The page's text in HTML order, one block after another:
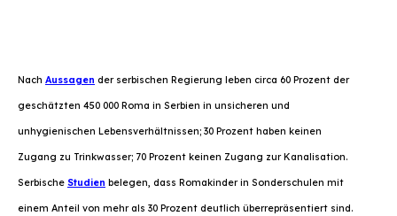
Nach Aussagen der serbischen Regierung leben circa 60 Prozent der
geschätzten 450 000 Roma in Serbien in unsicheren und
unhygienischen Lebensverhältnissen; 30 Prozent haben keinen
Zugang zu Trinkwasser; 70 Prozent keinen Zugang zur Kanalisation.
Serbische Studien belegen, dass Romakinder in Sonderschulen mit
einem Anteil von mehr als 30 Prozent deutlich überrepräsentiert sind.